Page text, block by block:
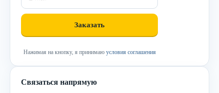
Нажимая на кнопку, я принимаю условия соглашения
Связаться напрямую